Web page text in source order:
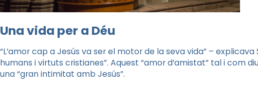
Una vida per a Déu
“L’amor cap a Jesús va ser el motor de la seva vida” –
humans i virtuts cristianes”. Aquest “amor d’amistat” tal i com
una “gran intimitat amb Jesús”.